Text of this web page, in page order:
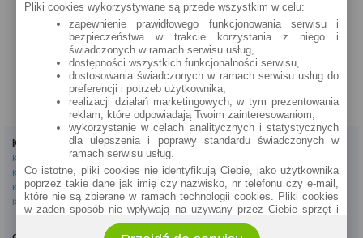
Słupca
Poznańska 15
zobacz na mapie »
Kredyty
Kredyty gotówkowe
Kredyty hipoteczne
Kredyty konsolidacyjne
Kredyty na samochód
Dla firm
Konta firmowe
Leasingi
Inne
Pliki cookies wykorzystywane są przede wszystkim w celu:
zapewnienie prawidłowego funkcjonowania serwisu i
bezpieczeństwa w trakcie korzystania z niego i
świadczonych w ramach serwisu usług,
dostępności wszystkich funkcjonalności serwisu,
dostosowania świadczonych w ramach serwisu usług do
preferencji i potrzeb użytkownika,
realizacji działań marketingowych, w tym prezentowania
reklam, które odpowiadają Twoim zainteresowaniom,
wykorzystanie w celach analitycznych i statystycznych
dla ulepszenia i poprawy standardu świadczonych w
ramach serwisu usług.
Co istotne, pliki cookies nie identyfikują Ciebie, jako użytkownika
poprzez takie dane jak imię czy nazwisko, nr telefonu czy e-mail,
które nie są zbierane w ramach technologii cookies. Pliki cookies
w żaden sposób nie wpływają na używany przez Ciebie sprzęt i